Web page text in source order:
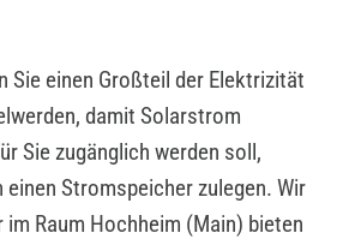
Sie einen Großteil der Elektrizität
damit Solarstrom
Sie zugänglich werden soll,
einen Stromspeicher zulegen. Wir
Raum Hochheim (Main) bieten